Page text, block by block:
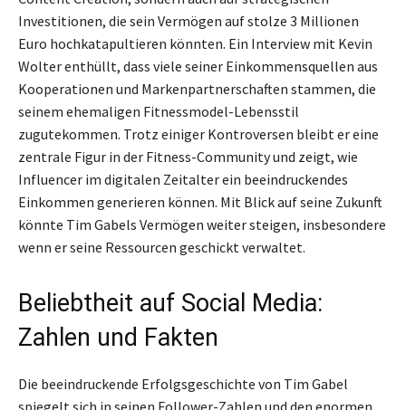
Investitionen, die sein Vermögen auf stolze 3 Millionen
Euro hochkatapultieren könnten. Ein Interview mit Kevin
Wolter enthüllt, dass viele seiner Einkommensquellen aus
Kooperationen und Markenpartnerschaften stammen, die
seinem ehemaligen Fitnessmodel-Lebensstil
zugutekommen. Trotz einiger Kontroversen bleibt er eine
zentrale Figur in der Fitness-Community und zeigt, wie
Influencer im digitalen Zeitalter ein beeindruckendes
Einkommen generieren können. Mit Blick auf seine Zukunft
könnte Tim Gabels Vermögen weiter steigen, insbesondere
wenn er seine Ressourcen geschickt verwaltet.
Beliebtheit auf Social Media:
Zahlen und Fakten
Die beeindruckende Erfolgsgeschichte von Tim Gabel